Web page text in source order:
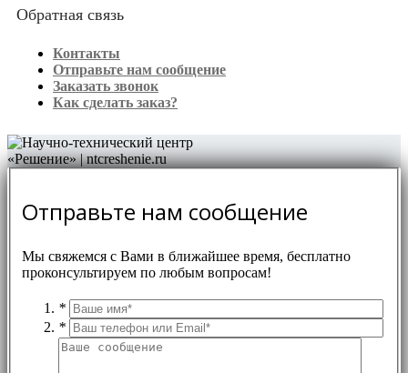
Обратная связь
Контакты
Отправьте нам сообщение
Заказать звонок
Как сделать заказ?
Отправьте нам сообщение
Мы свяжемся с Вами в ближайшее время, бесплатно
проконсультируем по любым вопросам!
*
*